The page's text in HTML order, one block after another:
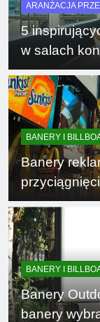
ARANŻACJA
5
w salach
BANERY I
Banery
BANERY I
Banery
banery